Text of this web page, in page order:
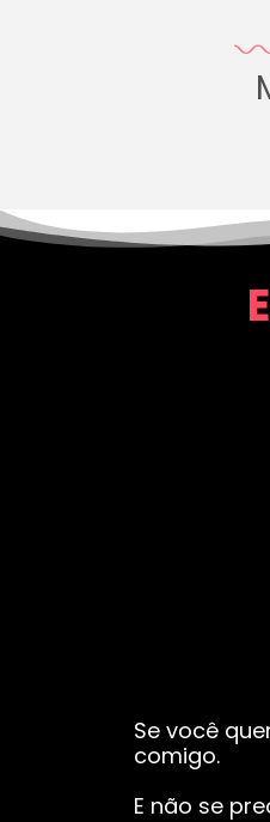
Se você
comigo.
E não se